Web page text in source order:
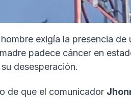
exigía la presencia
padece cáncer en
desesperación.
de que el comunicador